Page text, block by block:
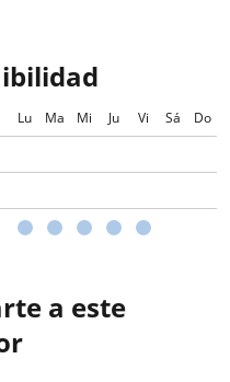
Lu Ma Mi Ju Vi Sá
Do
a este